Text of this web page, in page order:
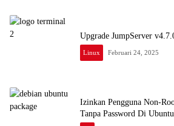
Upgrade JumpServer
Linux Februari 24, 2025
Izinkan Pengguna Non-
Tanpa Password Di Ubuntu